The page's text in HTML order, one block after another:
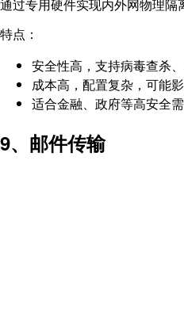
通过专用硬件实现内外网物理隔
特点：
安全性高，支持病毒查杀
成本高，配置复杂，可能影
适合金融、政府等高安全需
9、邮件传输